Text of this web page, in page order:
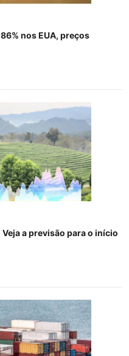
nos EUA, preços
a previsão para o início